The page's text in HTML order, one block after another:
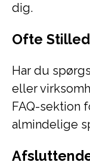
dig.
Ofte
Har du
eller
FAQ-sektion
almindelige